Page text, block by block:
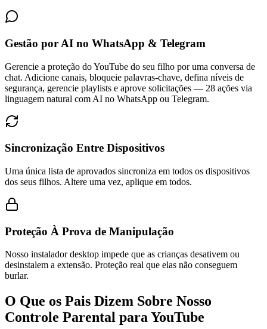
Gestão por AI no WhatsApp & Telegram
Gerencie a proteção do YouTube do seu filho por uma conversa de
chat. Adicione canais, bloqueie palavras-chave, defina níveis de
segurança, gerencie playlists e aprove solicitações — 28 ações via
linguagem natural com AI no WhatsApp ou Telegram.
Sincronização Entre Dispositivos
Uma única lista de aprovados sincroniza em todos os dispositivos
dos seus filhos. Altere uma vez, aplique em todos.
Proteção À Prova de Manipulação
Nosso instalador desktop impede que as crianças desativem ou
desinstalem a extensão. Proteção real que elas não conseguem
burlar.
O Que os Pais Dizem Sobre Nosso
Controle Parental para YouTube